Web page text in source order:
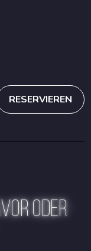
RESERVIEREN
ODER